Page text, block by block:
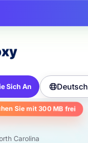
Sich An
Sie mit300 MB frei
Deutsch
Carolina